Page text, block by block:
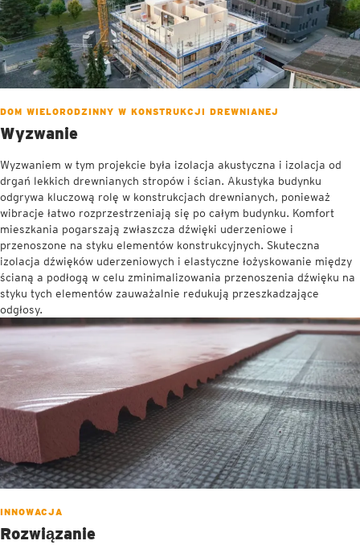
DOM WIELORODZINNY W KONSTRUKCJI DREWNIANEJ
Wyzwanie
Wyzwaniem w tym projekcie była izolacja akustyczna i izolacja od
drgań lekkich drewnianych stropów i ścian. Akustyka budynku
odgrywa kluczową rolę w konstrukcjach drewnianych, ponieważ
wibracje łatwo rozprzestrzeniają się po całym budynku. Komfort
mieszkania pogarszają zwłaszcza dźwięki uderzeniowe i
przenoszone na styku elementów konstrukcyjnych. Skuteczna
izolacja dźwięków uderzeniowych i elastyczne łożyskowanie między
ścianą a podłogą w celu zminimalizowania przenoszenia dźwięku na
styku tych elementów zauważalnie redukują przeszkadzające
odgłosy.
INNOWACJA
Rozwiązanie